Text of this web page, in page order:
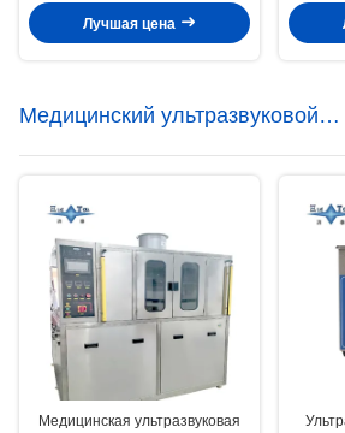
ультразвуковой очиститель 50
кВт
Лучшая цена
Медицинский ультразвуковой
уборщик
Медицинская ультразвуковая